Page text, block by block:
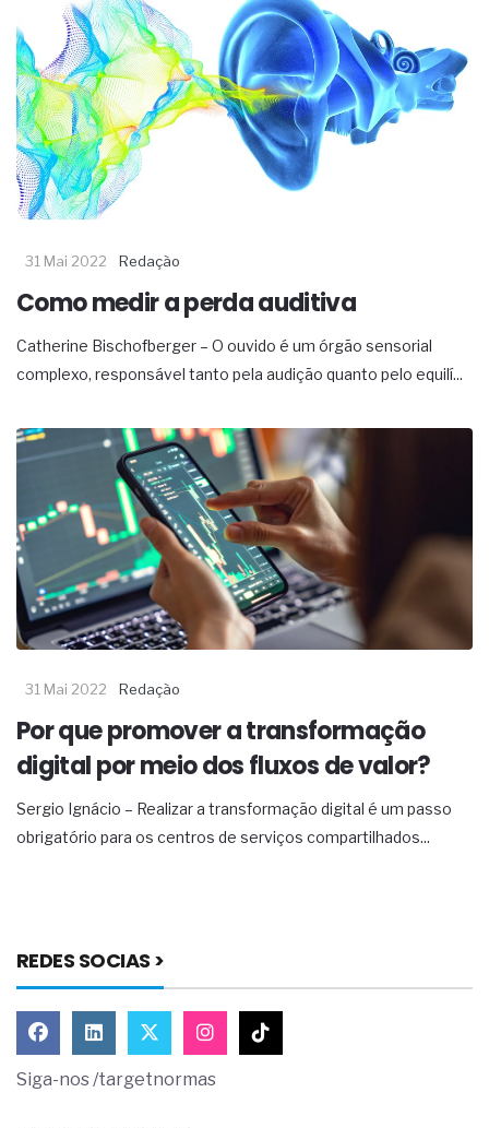
31 Mai 2022 Redação
Como medir a perda auditiva
Catherine Bischofberger – O ouvido é um órgão sensorial
complexo, responsável tanto pela audição quanto pelo equilí...
31 Mai 2022 Redação
Por que promover a transformação
digital por meio dos fluxos de valor?
Sergio Ignácio – Realizar a transformação digital é um passo
obrigatório para os centros de serviços compartilhados...
REDES SOCIAS >
Siga-nos /targetnormas